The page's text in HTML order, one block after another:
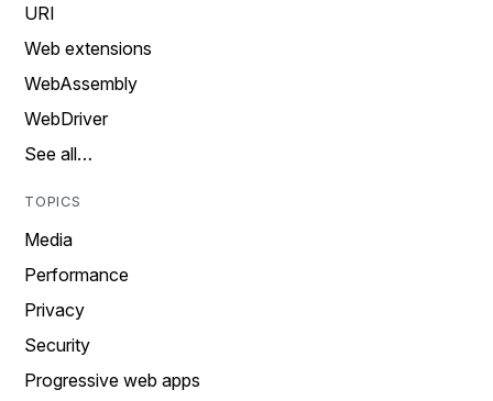
URI
Web extensions
WebAssembly
WebDriver
See all…
TOPICS
Media
Performance
Privacy
Security
Progressive web apps